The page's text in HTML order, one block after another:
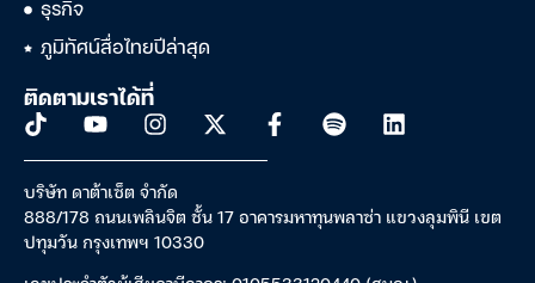
ธุรกิจ
ภูมิทัศน์สื่อไทยปีล่าสุด
ติดตามเราได้ที่
บริษัท ดาต้าเซ็ต จำกัด
888/178 ถนนเพลินจิต ชั้น 17 อาคารมหาทุนพลาซ่า แขวงลุมพินี เขต
ปทุมวัน กรุงเทพฯ 10330